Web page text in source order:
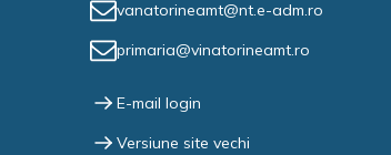
vanatorineamt@nt.e-adm.ro
primaria@vinatorineamt.ro
E-mail login
Versiune site vechi